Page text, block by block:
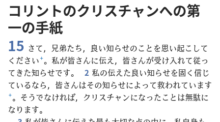
コリント​の​クリスチャン​へ​の​第​
一​の​手紙
15 さて，兄弟たち，良い知らせのことを思い起こして
ください+。私が皆さんに伝え，皆さんが受け入れて従っ
てきた知らせです。
2 私の伝えた良い知らせを固く信じ
ているなら，皆さんはその知らせによって救われています
+。そうでなければ，クリスチャンになったことは無駄に
なります。